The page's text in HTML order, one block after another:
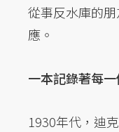
從事反水庫的
應。
一本記錄著每
1930年代，迪